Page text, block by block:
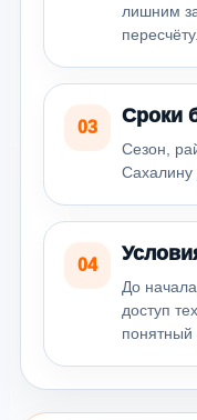
лишним
пересчёту.
03
Сроки
Сезон,
Сахалину
04
До
доступ
понятный